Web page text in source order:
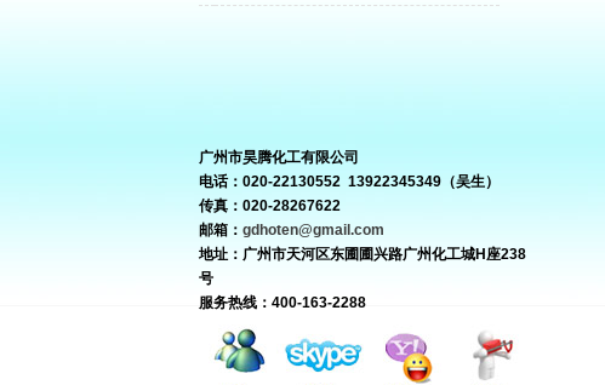
广州市昊腾化工有限公司
电话：020-22130552 13922345349（吴生）
传真：020-28267622
邮箱： gdhoten@gmail.com
地址：广州市天河区东圃圃兴路广州化工城H座238
号
服务热线：400-163-2288